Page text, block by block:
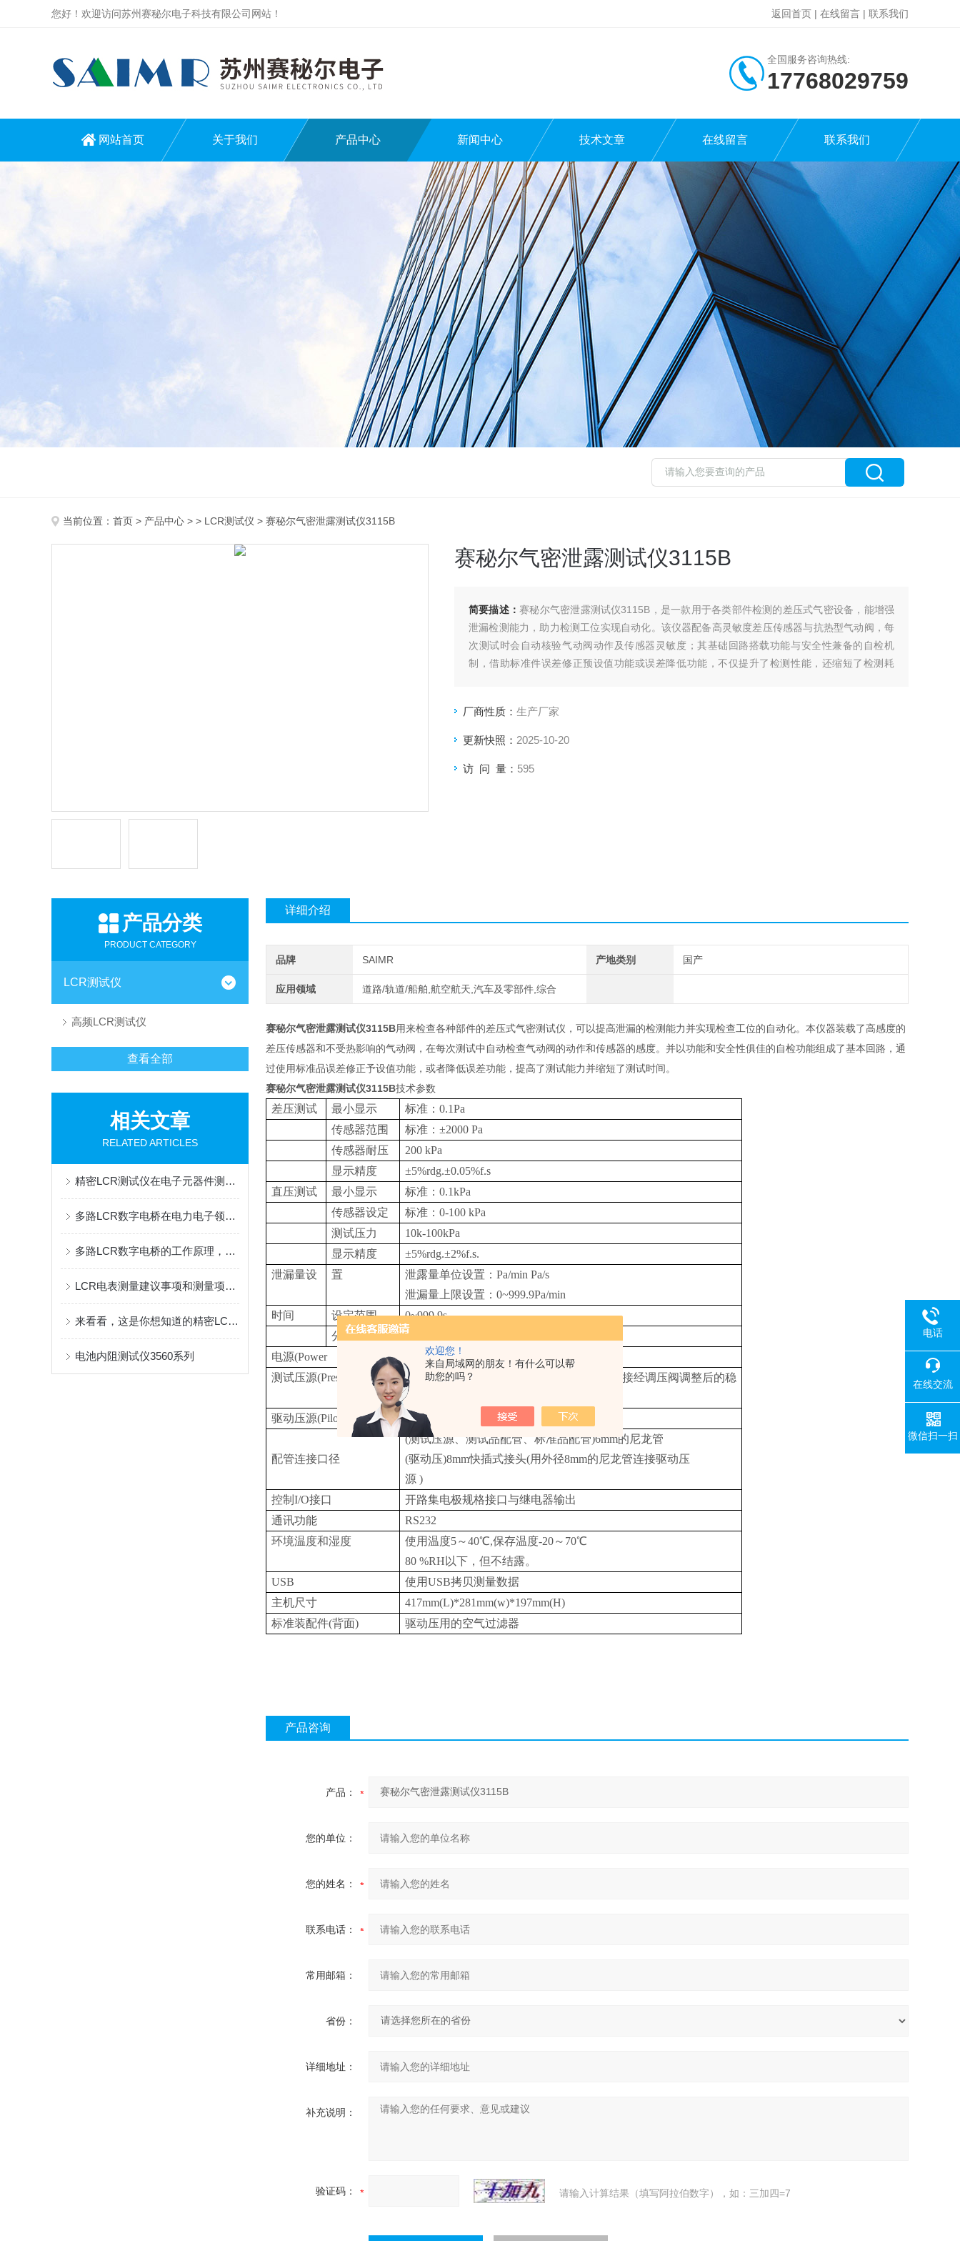
欢迎您！
来自局域网的朋友！有什么可以帮
助您的吗？
您好！欢迎访问苏州赛秘尔电子科技有限公司网站！ 返回首页 | 在线留言 | 联系我们
全国服务咨询热线:
17768029759
网站首页 关于我们 产品中心 新闻中心 技术文章 在线留言 联系我们
当前位置： 首页 > 产品中心 > > LCR测试仪 > 赛秘尔气密泄露测试仪3115B
赛秘尔气密泄露测试仪3115B
简要描述：赛秘尔气密泄露测试仪3115B，是一款用于各类部件检测的差压式气密设备，能增强
泄漏检测能力，助力检测工位实现自动化。该仪器配备高灵敏度差压传感器与抗热型气动阀，每
次测试时会自动核验气动阀动作及传感器灵敏度；其基础回路搭载功能与安全性兼备的自检机
制，借助标准件误差修正预设值功能或误差降低功能，不仅提升了检测性能，还缩短了检测耗
厂商性质： 生产厂家
更新快照： 2025-10-20
访 问 量： 595
产品分类
PRODUCT CATEGORY
LCR测试仪
高频LCR测试仪
查看全部
相关文章
RELATED ARTICLES
精密LCR测试仪在电子元器件测试中的应用
多路LCR数字电桥在电力电子领域的应用
多路LCR数字电桥的工作原理，快来看下吧
LCR电表测量建议事项和测量项目介绍
来看看，这是你想知道的精密LCR测试仪吗？
电池内阻测试仪3560系列
详细介绍
品牌 SAIMR 产地类别 国产
应用领域 道路/轨道/船舶,航空航天,汽车及零部件,综合
赛秘尔气密泄露测试仪3115B用来检查各种部件的差压式气密测试仪，可以提高泄漏的检测能力并实现检查工位的自动化。本仪器装载了高感度的
差压传感器和不受热影响的气动阀，在每次测试中自动检查气动阀的动作和传感器的感度。并以功能和安全性俱佳的自检功能组成了基本回路，通
过使用标准品误差修正予设值功能，或者降低误差功能，提高了测试能力并缩短了测试时间。
赛秘尔气密泄露测试仪3115B技术参数
差压测试 最小显示
标准：0.1Pa
传感器范围
标准：±2000 Pa
传感器耐压
200 kPa
显示精度
±5%rdg.±0.05%f.s
直压测试
最小显示
标准：0.1kPa
传感器设定
标准：0-100 kPa
测试压力
10k-100kPa
显示精度
±5%rdg.±2%f.s.
泄漏量设
置
泄露量单位设置：Pa/min Pa/s
泄漏量上限设置：0~999.9Pa/min
时间
设定范围
0~999.9s
分辨率
0.1s
电源(Power
AC100～240V±10%50/60Hz
测试压源(Pressure source)
使用流量大、压力高的、洁净的空压源。连接经调压阀调整后的稳
定的空气。
驱动压源(Pilot pressure)
使用调压到400～700 kPa范围的洁净空气。
配管连接口径
(测试压源、测试品配管、标准品配管)6mm的尼龙管
(驱动压)8mm快插式接头(用外径8mm的尼龙管连接驱动压
源 )
控制I/O接口
开路集电极规格接口与继电器输出
通讯功能
RS232
环境温度和湿度
使用温度5～40℃,保存温度-20～70℃
80 %RH以下，但不结露。
USB
使用USB拷贝测量数据
主机尺寸
417mm(L)*281mm(w)*197mm(H)
标准装配件(背面)
驱动压用的空气过滤器
产品咨询
产品：
您的单位：
您的姓名：
联系电话：
常用邮箱：
省份：
详细地址：
补充说明：
验证码： 请输入计算结果（填写阿拉伯数字），如：三加四=7
电话
在线交流
微信扫一扫